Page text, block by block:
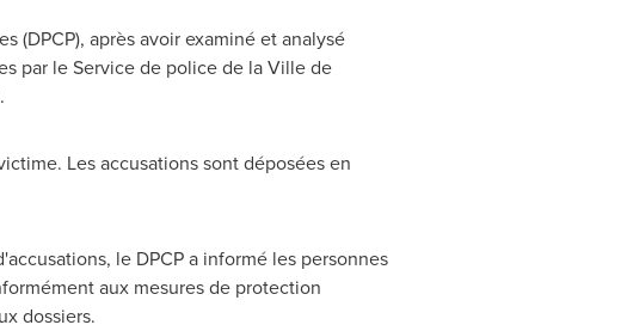
(DPCP), après avoir examiné et analysé
par le Service de police de la Ville de
Les accusations sont déposées en
le DPCP a informé les personnes
aux mesures de protection
dossiers.